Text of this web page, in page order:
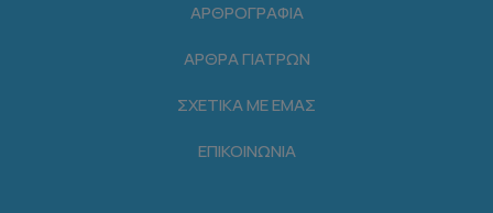
ΑΡΘΡΟΓΡΑΦΙΑ
ΑΡΘΡΑ ΓΙΑΤΡΩΝ
ΣΧΕΤΙΚΑ ΜΕ ΕΜΑΣ
ΕΠΙΚΟΙΝΩΝΙΑ